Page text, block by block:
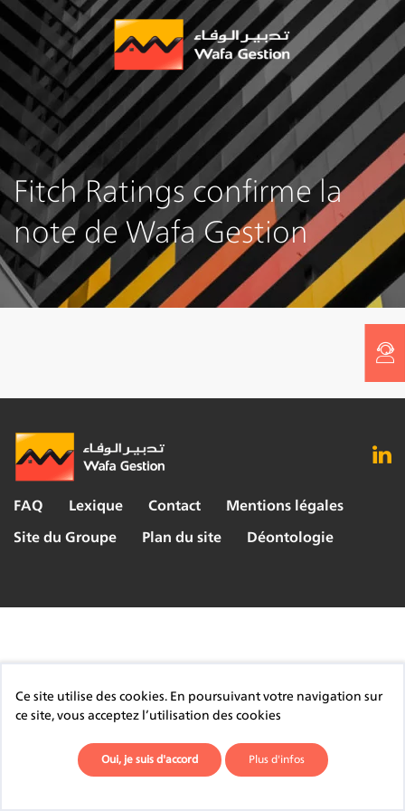
Aller
au
contenu
principal
Fitch Ratings confirme la
note de Wafa Gestion
FAQ Lexique Contact
Mentions légales
Site du Groupe
Plan du site Déontologie
Ce site utilise des cookies. En poursuivant votre navigation sur
ce site, vous acceptez l’utilisation des cookies
Oui, je suis d'accord Plus d'infos